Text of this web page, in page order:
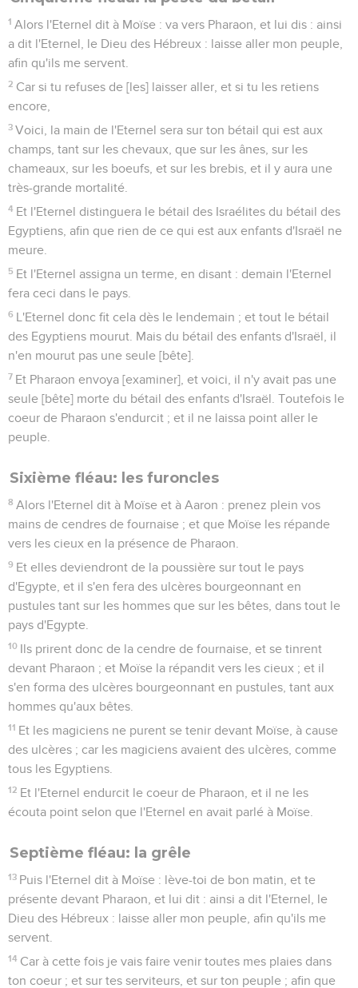
1 Alors l'Eternel dit à Moïse : va vers Pharaon, et lui dis : ainsi
a dit l'Eternel, le Dieu des Hébreux : laisse aller mon peuple,
afin qu'ils me servent.
2 Car si tu refuses de [les] laisser aller, et si tu les retiens
encore,
3 Voici, la main de l'Eternel sera sur ton bétail qui est aux
champs, tant sur les chevaux, que sur les ânes, sur les
chameaux, sur les boeufs, et sur les brebis, et il y aura une
très-grande mortalité.
4 Et l'Eternel distinguera le bétail des Israélites du bétail des
Egyptiens, afin que rien de ce qui est aux enfants d'Israël ne
meure.
5 Et l'Eternel assigna un terme, en disant : demain l'Eternel
fera ceci dans le pays.
6 L'Eternel donc fit cela dès le lendemain ; et tout le bétail
des Egyptiens mourut. Mais du bétail des enfants d'Israël, il
n'en mourut pas une seule [bête].
7 Et Pharaon envoya [examiner], et voici, il n'y avait pas une
seule [bête] morte du bétail des enfants d'Israël. Toutefois le
coeur de Pharaon s'endurcit ; et il ne laissa point aller le
peuple.
Sixième fléau: les furoncles
8 Alors l'Eternel dit à Moïse et à Aaron : prenez plein vos
mains de cendres de fournaise ; et que Moïse les répande
vers les cieux en la présence de Pharaon.
9 Et elles deviendront de la poussière sur tout le pays
d'Egypte, et il s'en fera des ulcères bourgeonnant en
pustules tant sur les hommes que sur les bêtes, dans tout le
pays d'Egypte.
10 Ils prirent donc de la cendre de fournaise, et se tinrent
devant Pharaon ; et Moïse la répandit vers les cieux ; et il
s'en forma des ulcères bourgeonnant en pustules, tant aux
hommes qu'aux bêtes.
11 Et les magiciens ne purent se tenir devant Moïse, à cause
des ulcères ; car les magiciens avaient des ulcères, comme
tous les Egyptiens.
12 Et l'Eternel endurcit le coeur de Pharaon, et il ne les
écouta point selon que l'Eternel en avait parlé à Moïse.
Septième fléau: la grêle
13 Puis l'Eternel dit à Moïse : lève-toi de bon matin, et te
présente devant Pharaon, et lui dit : ainsi a dit l'Eternel, le
Dieu des Hébreux : laisse aller mon peuple, afin qu'ils me
servent.
14 Car à cette fois je vais faire venir toutes mes plaies dans
ton coeur ; et sur tes serviteurs, et sur ton peuple ; afin que